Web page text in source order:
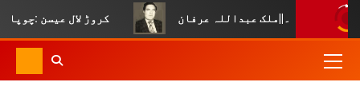
کروڑ لال عیسن :چوپال کلچرل اینڈ عبداللہ عرفان